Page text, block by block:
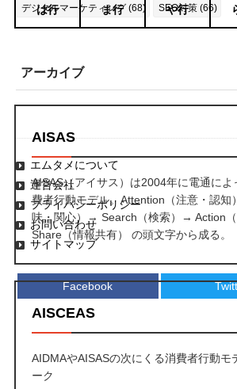
デジタルマーケティング (68)
SEO対策 (66)
アーカイブ
エムタメについて
運営会社
プライバシーポリシー
お問い合わせ
サイトマップ
Facebook
は行 ま行 や行
AISAS
AISAS（アイサス）は2004年に電通によ
費者行動モデル。Attention（注意・認
味・関心）→ Search（検索）→ Action
Share（情報共有） の頭文字から成る。
AISCEAS
AIDMAやAISASの次にくる消費者行動モ
ーク